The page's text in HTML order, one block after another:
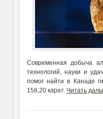
Современная добыча
технологий, науки и
помог найти в Канаде
158,20 карат. Читать